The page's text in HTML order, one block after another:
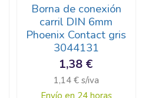
Borna de conexión
carril DIN 6mm
Phoenix Contact gris
3044131
1,38 €
1,14 € s/iva